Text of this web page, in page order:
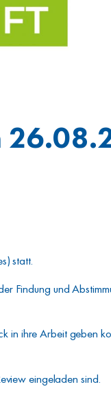
statt.
Findung und
in ihre Arbeit geben
eingeladen sind.